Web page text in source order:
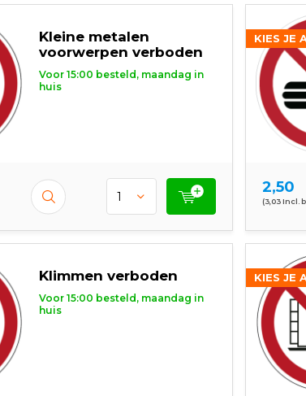
Kleine metalen
voorwerpen verboden
Voor 15:00 besteld, maandag in
huis
KIES JE
2,50
(3,03 Incl.
Klimmen verboden
Voor 15:00 besteld, maandag in
huis
KIES JE